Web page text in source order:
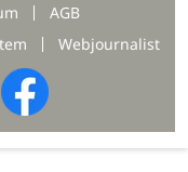
AGB
Webjournalist